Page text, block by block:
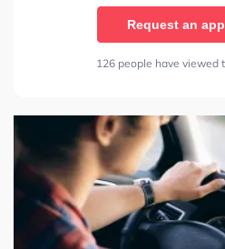
Request an
126 people have viewed